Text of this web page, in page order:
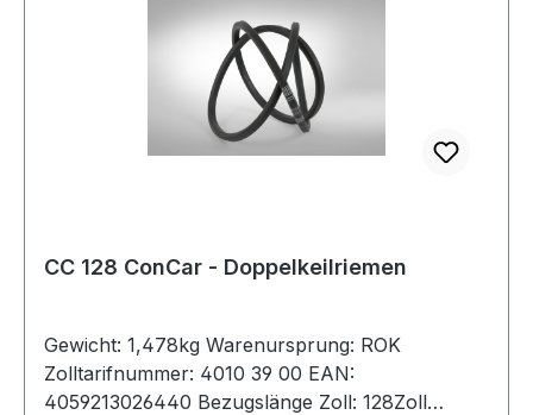
CC 128 ConCar - Doppelkeilriemen
Gewicht: 1,478kg Warenursprung: ROK
Zolltarifnummer: 4010 39 00 EAN:
4059213026440 Bezugslänge Zoll: 128Zoll